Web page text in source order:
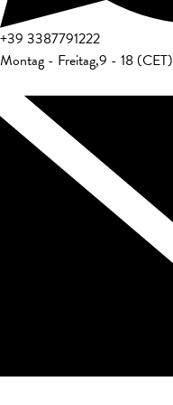
+39 3387791222
Montag - Freitag,9 - 18 (CET)